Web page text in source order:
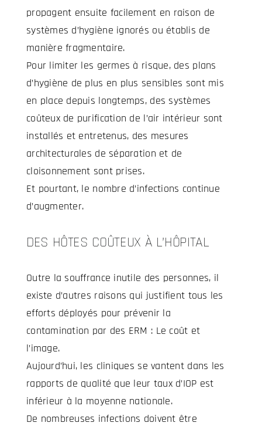
propagent ensuite facilement en raison de
systèmes d’hygiène ignorés ou établis de
manière fragmentaire.
Pour limiter les germes à risque, des plans
d’hygiène de plus en plus sensibles sont mis
en place depuis longtemps, des systèmes
coûteux de purification de l’air intérieur sont
installés et entretenus, des mesures
architecturales de séparation et de
cloisonnement sont prises.
Et pourtant, le nombre d’infections continue
d’augmenter.
DES HÔTES COÛTEUX À L’HÔPITAL
Outre la souffrance inutile des personnes, il
existe d’autres raisons qui justifient tous les
efforts déployés pour prévenir la
contamination par des ERM : Le coût et
l’image.
Aujourd’hui, les cliniques se vantent dans les
rapports de qualité que leur taux d’IOP est
inférieur à la moyenne nationale.
De nombreuses infections doivent être